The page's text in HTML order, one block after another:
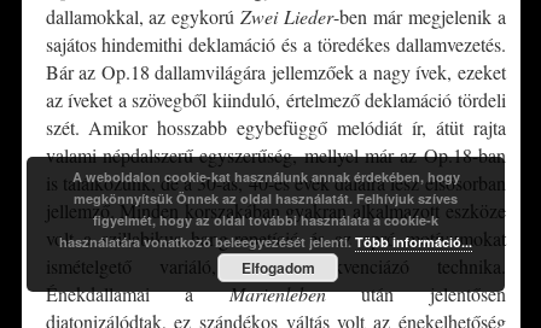
dallamokkal, az egykorúZwei Lieder-ben már megjelenik a
sajátos hindemithi deklamáció és a töredékes dallamvezetés.
Bár az Op.18 dallamvilágára jellemzőek a nagy ívek, ezeket
az íveket a szövegből kiinduló, értelmező deklamáció tördeli
szét. Amikor hosszabb egybefüggő melódiát ír, átüt rajta
valami népdalszerű egyszerűség, mellyel már az Op.18-ban
is találkozunk, de a 30-as, 40-es évek dalaira lesz elsősorban
jellemző. Minden korszakában gyakran alkalmazott eszköze
volt a szillabikus hang-repetíció és az apró motívumokat
ismételgető variáló, vagy szekvenciázó technika.
Énekdallamai aMarienlebenután jelentősen
diatonizálódtak, ez szándékos váltás volt az énekelhetőség
A weboldalon cookie-kat használunk annak érdekében, hogy
megkönnyítsük Önnek az oldal használatát. Felhívjuk szíves
figyelmét, hogy az oldal további használata a cookie-k
használatára vonatkozó beleegyezését jelenti.Több információ...
Elfogadom